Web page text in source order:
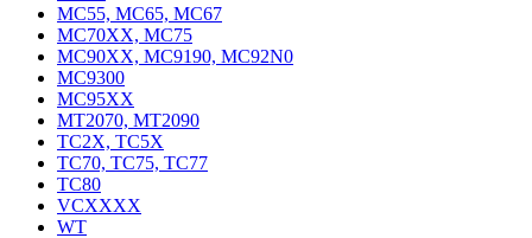
MC55, MC65, MC67
MC70XX, MC75
MC90XX, MC9190, MC92N0
MC9300
MC95XX
MT2070, MT2090
TC2X, TC5X
TC70, TC75, TC77
TC80
VCXXXX
WT